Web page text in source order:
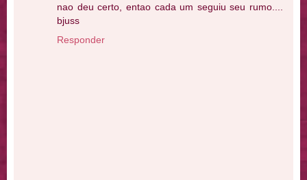
nao deu certo, entao cada um seguiu seu rumo....
bjuss
Responder